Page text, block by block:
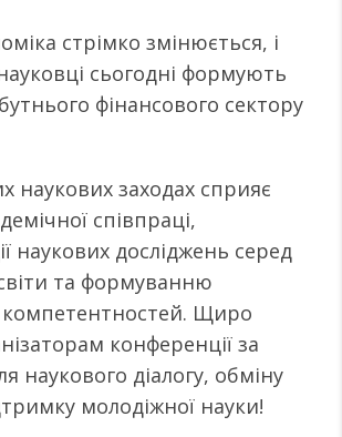
стрімко змінюється, і
сьогодні формують
фінансового сектору
наукових заходах сприяє
співпраці,
наукових досліджень серед
та формуванню
компетентностей. Щиро
конференції за
наукового діалогу, обміну
молодіжної науки!